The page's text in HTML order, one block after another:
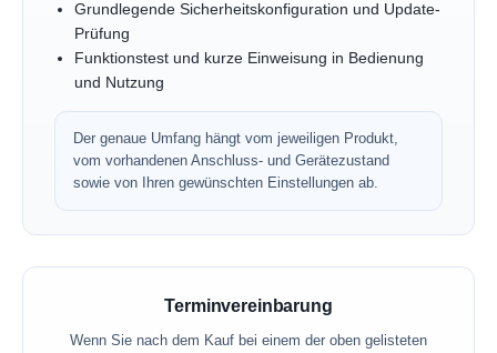
Grundlegende Sicherheitskonfiguration und Update-
Prüfung
Funktionstest und kurze Einweisung in Bedienung
und Nutzung
Der genaue Umfang hängt vom jeweiligen Produkt,
vom vorhandenen Anschluss- und Gerätezustand
sowie von Ihren gewünschten Einstellungen ab.
Terminvereinbarung
Wenn Sie nach dem Kauf bei einem der oben gelisteten